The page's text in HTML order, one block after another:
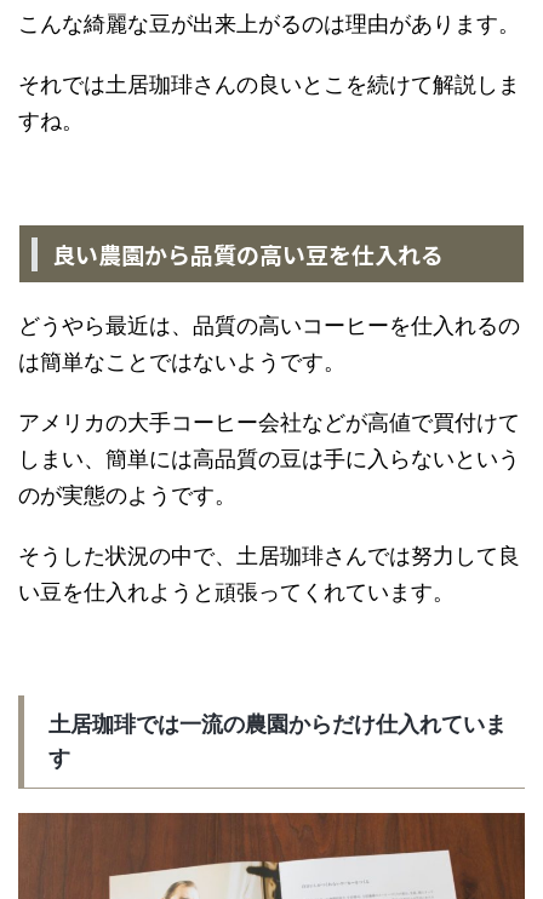
こんな綺麗な豆が出来上がるのは理由があります。
それでは土居珈琲さんの良いとこを続けて解説しま
すね。
良い農園から品質の高い豆を仕入れる
どうやら最近は、品質の高いコーヒーを仕入れるの
は簡単なことではないようです。
アメリカの大手コーヒー会社などが高値で買付けて
しまい、簡単には高品質の豆は手に入らないという
のが実態のようです。
そうした状況の中で、土居珈琲さんでは努力して良
い豆を仕入れようと頑張ってくれています。
土居珈琲では一流の農園からだけ仕入れていま
す